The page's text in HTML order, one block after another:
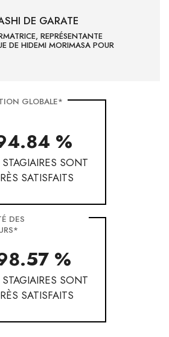
DE GARATE
REPRÉSENTANTE
DE HIDEMI MORIMASA POUR
GLOBALE*
%
SONT
SATISFAITS
DES
%
SONT
SATISFAITS